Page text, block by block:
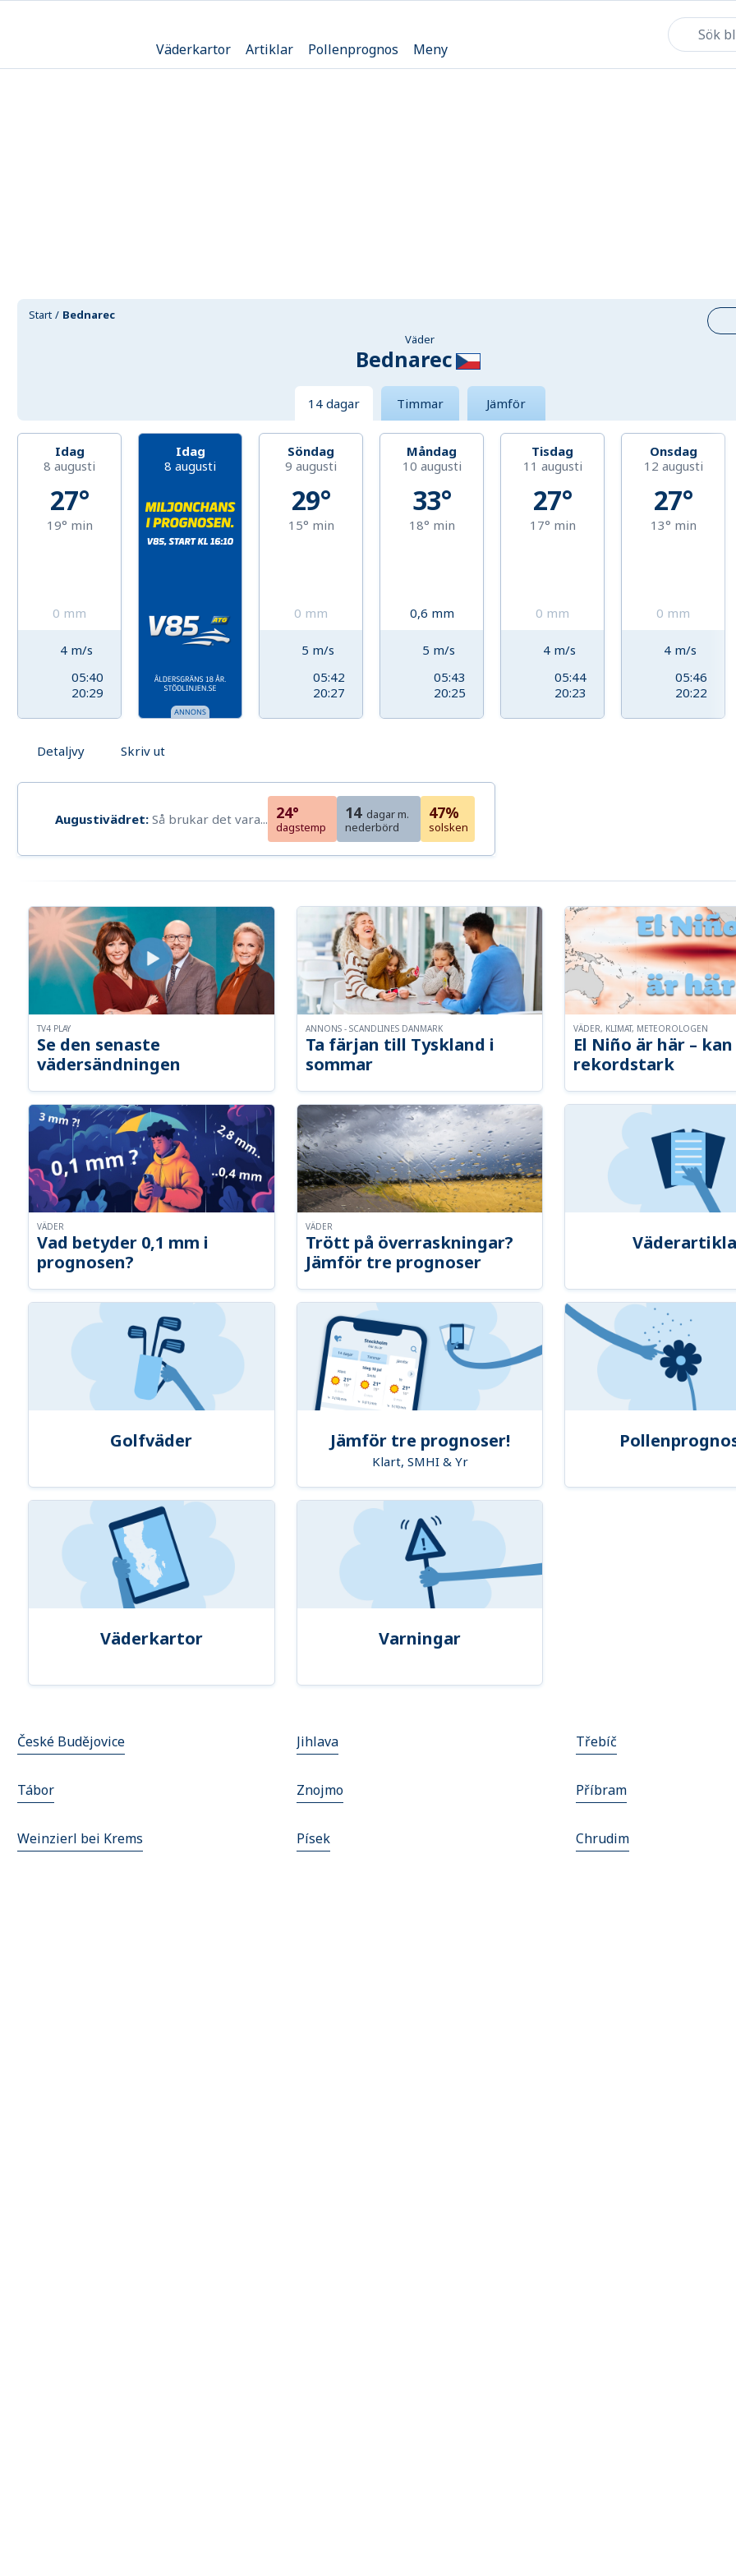
Väderkartor Artiklar Pollenprognos Meny
Start
Bednarec
Väder
Bednarec
14 dagar Timmar Jämför
Idag
8 augusti
27°
19° min
0 mm
4 m/s
05:40
20:29
Idag
8 augusti
Söndag
9 augusti
29°
15° min
0 mm
5 m/s
05:42
20:27
Måndag
10 augusti
33°
18° min
0,6 mm
5 m/s
05:43
20:25
Tisdag
11 augusti
27°
17° min
0 mm
4 m/s
05:44
20:23
Onsdag
12 augusti
27°
13° min
0 mm
4 m/s
05:46
20:22
Detaljvy Skriv ut
Augustivädret: Så brukar det vara... 24°
dagstemp
14 dagar m.
nederbörd
47%
solsken
Se den senaste
vädersändningen
TV4 PLAY
Ta färjan till Tyskland i
sommar
ANNONS - SCANDLINES DANMARK
El Niño är här –
rekordstark
VÄDER, KLIMAT, METEOROLOGEN
Vad betyder 0,1 mm i
prognosen?
VÄDER
Trött på överraskningar?
Jämför tre prognoser
VÄDER
Golfväder Jämför tre prognoser!
Klart, SMHI & Yr
Väderkartor Varningar
České Budějovice Jihlava Třebíč
Tábor Znojmo Příbram
Weinzierl bei Krems Písek Chrudim